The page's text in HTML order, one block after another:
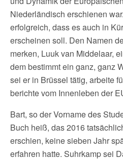
Niederländisch erschienen
erfolgreich, dass es auch in
erscheinen soll. Den Namen
merken, Luuk van Middelaar,
dem bestimmt ein ganz, ganz
sei er in Brüssel tätig, arbeite
berichte vom Innenleben der
Bart, so der Vorname des
Buch heiß, das 2016
erschien, keine sieben Jahr
erfahren hatte. Suhrkamp sei